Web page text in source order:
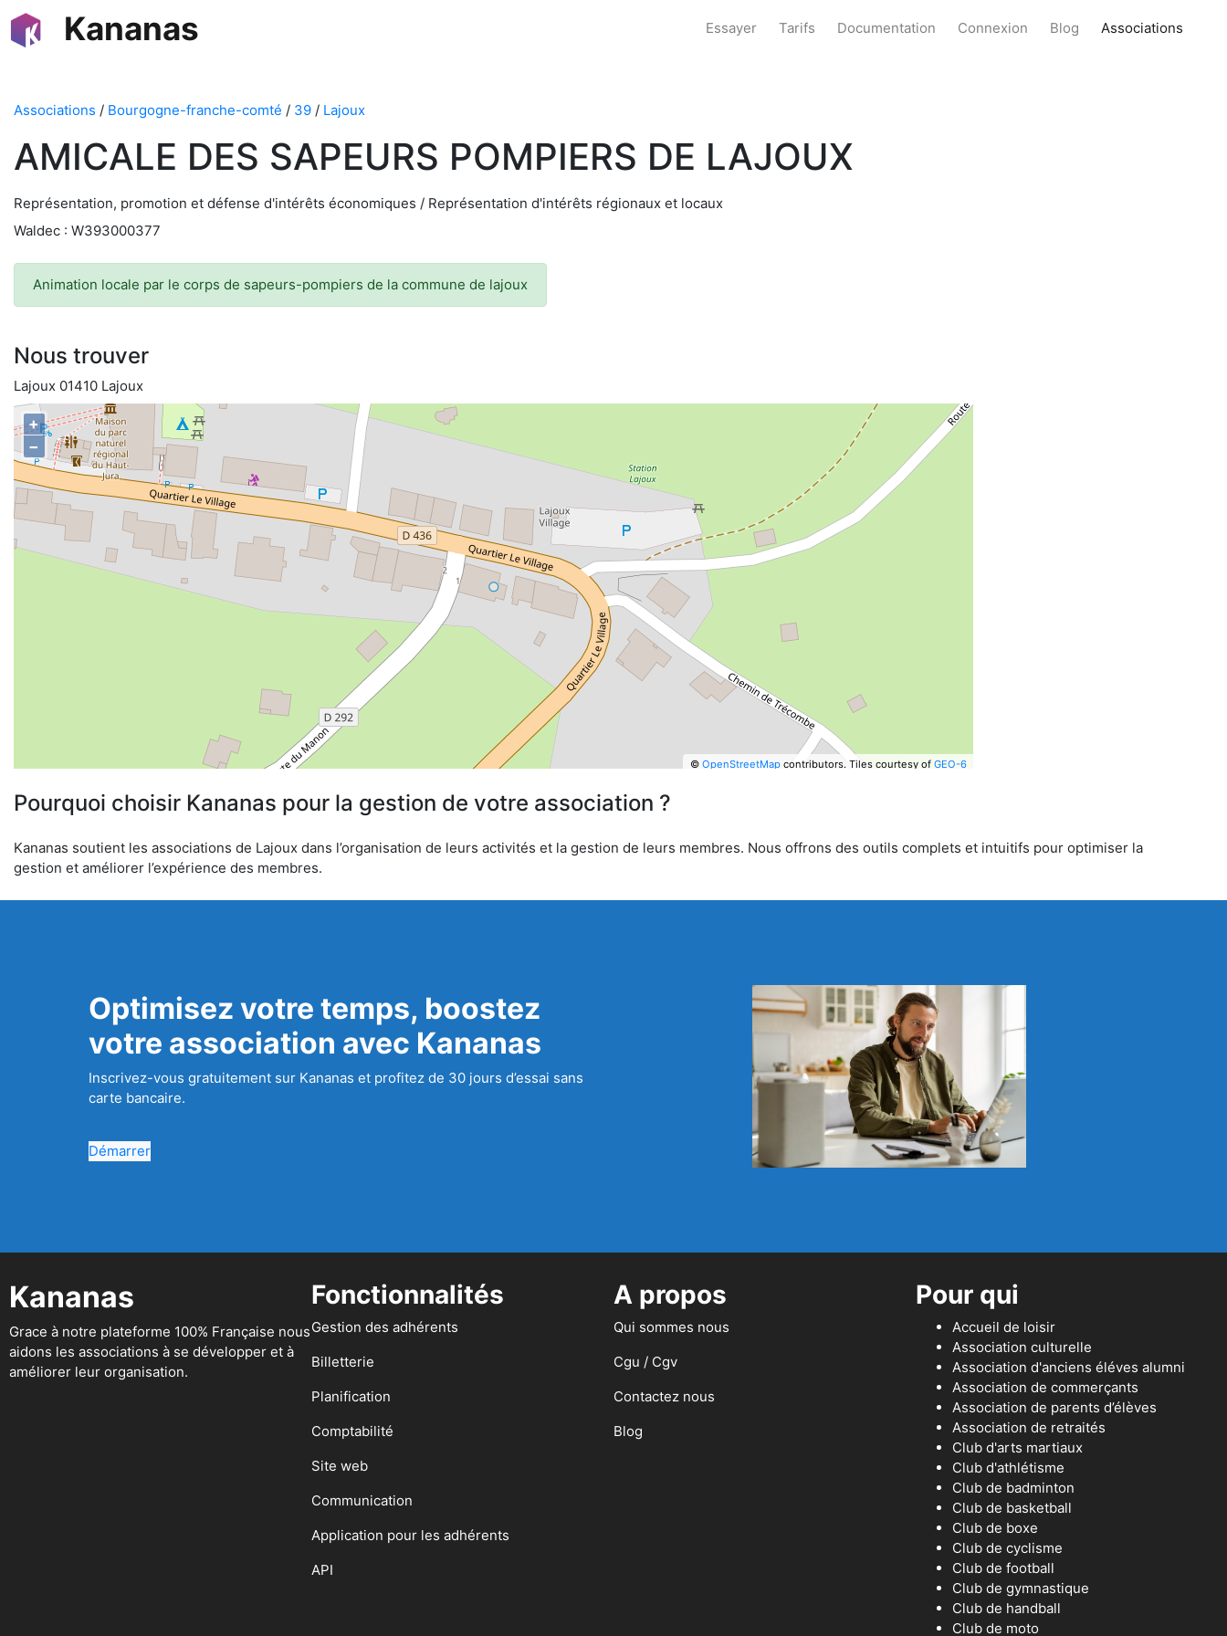
Kananas Essayer Tarifs Documentation Connexion Blog Associations
Associations / Bourgogne-franche-comté / 39 / Lajoux
AMICALE DES SAPEURS POMPIERS DE LAJOUX
Représentation, promotion et défense d'intérêts économiques / Représentation d'intérêts régionaux et locaux
Waldec : W393000377
Animation locale par le corps de sapeurs-pompiers de la commune de lajoux
Nous trouver
Lajoux 01410 Lajoux
+
−
© OpenStreetMapcontributors. Tiles courtesy of GEO-6
Pourquoi choisir Kananas pour la gestion de votre association ?
Kananas soutient les associations de Lajoux dans l’organisation de leurs activités et la gestion de leurs membres. Nous offrons des outils complets et intuitifs pour optimiser la
gestion et améliorer l’expérience des membres.
Optimisez votre temps, boostez
votre association avec Kananas
Inscrivez-vous gratuitement sur Kananas et profitez de 30 jours d’essai sans
carte bancaire.
Démarrer
Kananas
Grace à notre plateforme 100% Française nous
aidons les associations à se développer et à
améliorer leur organisation.
Fonctionnalités
Gestion des adhérents
Billetterie
Planification
Comptabilité
Site web
Communication
Application pour les adhérents
API
A propos
Qui sommes nous
Cgu / Cgv
Contactez nous
Blog
Pour qui
Accueil de loisir
Association culturelle
Association d'anciens éléves alumni
Association de commerçants
Association de parents d’élèves
Association de retraités
Club d'arts martiaux
Club d'athlétisme
Club de badminton
Club de basketball
Club de boxe
Club de cyclisme
Club de football
Club de gymnastique
Club de handball
Club de moto